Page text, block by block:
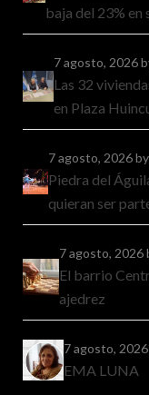
baja del 23%
7 agosto, 2026
Las 32
en Plaza
7 agosto, 2026
Piedra del
quieran ser
7 agosto, 2026
El barrio
ajedrez
7 agosto, 2026
EMA LUNA